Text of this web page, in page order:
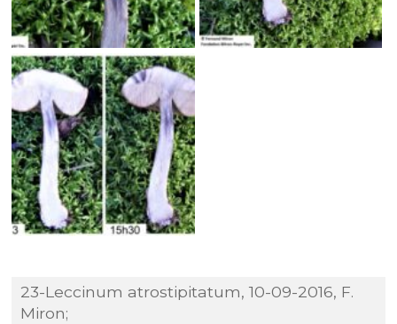
23-Leccinum atrostipitatum, 10-09-2016, F.
Miron;